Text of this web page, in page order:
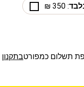
: 350 ₪
תשלום כמפורטבתקנון